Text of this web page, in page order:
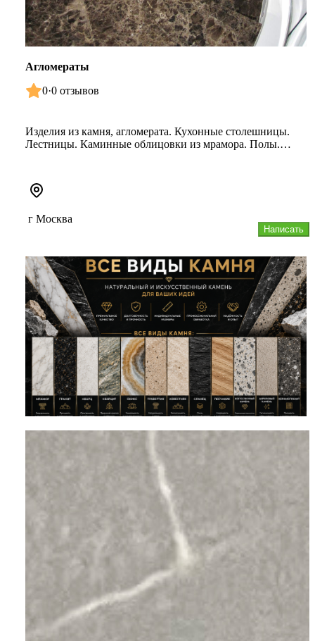
Агломераты
0·0 отзывов
Изделия из камня, агломерата. Кухонные столешницы.
Лестницы. Каминные облицовки из мрамора. Полы.
Написать
г Москва